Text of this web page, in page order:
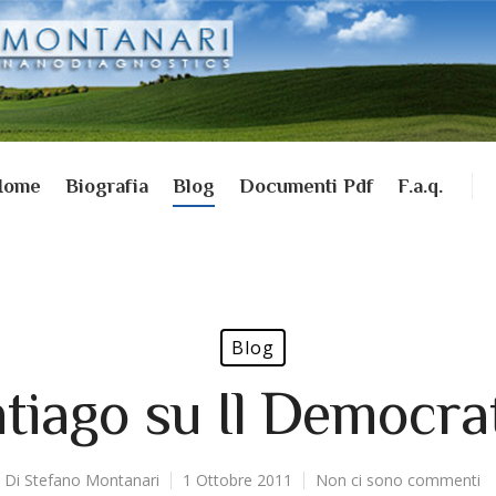
Biografia Blog Documenti Pdf F.a.q.
Blog
su Il
Di Stefano Montanari 1 Ottobre 2011 Non ci sono commenti